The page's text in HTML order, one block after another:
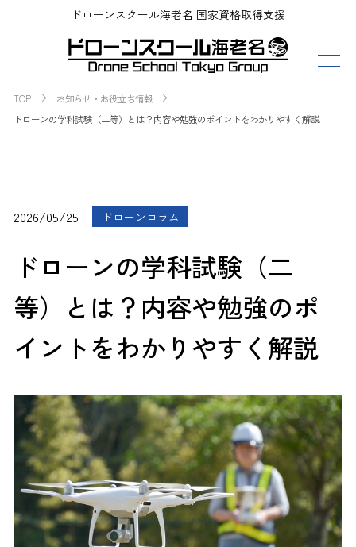
ドローンスクール海老名 国家資格取得支援
TOP
お知らせ・お役立ち情報
ドローンの学科試験（二等）とは？内容や勉強のポイントをわかりやすく解説
2026/05/25 ドローンコラム
ドローンの学科試験（二
等）とは？内容や勉強のポ
イントをわかりやすく解説